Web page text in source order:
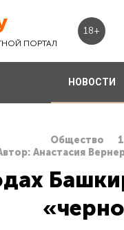
ПОРТАЛ
18+
НОВОСТИ
Общество
Анастасия